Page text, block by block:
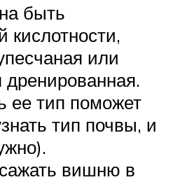
быть
кислотности,
или
дренированная.
ее тип поможет
тип почвы, и
вишню в